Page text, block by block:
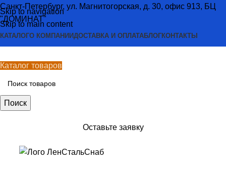
Skip to navigation
Skip to main content
Санкт-Петербург, ул. Магнитогорская, д. 30, офис 913, БЦ
"ДОМИНАТ"
КАТАЛОГО КОМПАНИИДОСТАВКА И ОПЛАТАБЛОГКОНТАКТЫ
Каталог товаров
Поиск
Оставьте заявку